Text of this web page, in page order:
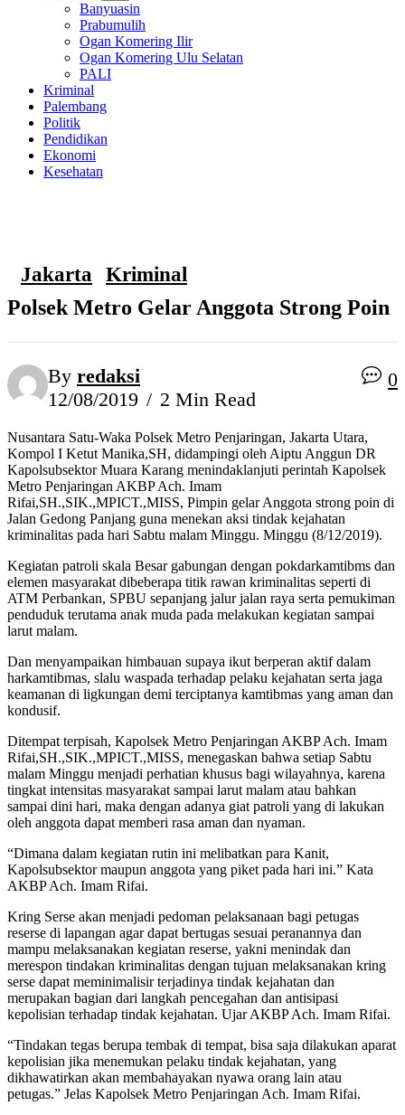
Banyuasin
Prabumulih
Ogan Komering Ilir
Ogan Komering Ulu Selatan
PALI
Kriminal
Palembang
Politik
Pendidikan
Ekonomi
Kesehatan
Jakarta Kriminal
Polsek Metro Gelar Anggota Strong Poin
By redaksi
12/08/2019
2 Min Read
0
Nusantara Satu-Waka Polsek Metro Penjaringan, Jakarta Utara,
Kompol I Ketut Manika,SH, didampingi oleh Aiptu Anggun DR
Kapolsubsektor Muara Karang menindaklanjuti perintah Kapolsek
Metro Penjaringan AKBP Ach. Imam
Rifai,SH.,SIK.,MPICT.,MISS, Pimpin gelar Anggota strong poin di
Jalan Gedong Panjang guna menekan aksi tindak kejahatan
kriminalitas pada hari Sabtu malam Minggu. Minggu (8/12/2019).
Kegiatan patroli skala Besar gabungan dengan pokdarkamtibms dan
elemen masyarakat dibeberapa titik rawan kriminalitas seperti di
ATM Perbankan, SPBU sepanjang jalur jalan raya serta pemukiman
penduduk terutama anak muda pada melakukan kegiatan sampai
larut malam.
Dan menyampaikan himbauan supaya ikut berperan aktif dalam
harkamtibmas, slalu waspada terhadap pelaku kejahatan serta jaga
keamanan di ligkungan demi terciptanya kamtibmas yang aman dan
kondusif.
Ditempat terpisah, Kapolsek Metro Penjaringan AKBP Ach. Imam
Rifai,SH.,SIK.,MPICT.,MISS, menegaskan bahwa setiap Sabtu
malam Minggu menjadi perhatian khusus bagi wilayahnya, karena
tingkat intensitas masyarakat sampai larut malam atau bahkan
sampai dini hari, maka dengan adanya giat patroli yang di lakukan
oleh anggota dapat memberi rasa aman dan nyaman.
“Dimana dalam kegiatan rutin ini melibatkan para Kanit,
Kapolsubsektor maupun anggota yang piket pada hari ini.” Kata
AKBP Ach. Imam Rifai.
Kring Serse akan menjadi pedoman pelaksanaan bagi petugas
reserse di lapangan agar dapat bertugas sesuai peranannya dan
mampu melaksanakan kegiatan reserse, yakni menindak dan
merespon tindakan kriminalitas dengan tujuan melaksanakan kring
serse dapat meminimalisir terjadinya tindak kejahatan dan
merupakan bagian dari langkah pencegahan dan antisipasi
kepolisian terhadap tindak kejahatan. Ujar AKBP Ach. Imam Rifai.
“Tindakan tegas berupa tembak di tempat, bisa saja dilakukan aparat
kepolisian jika menemukan pelaku tindak kejahatan, yang
dikhawatirkan akan membahayakan nyawa orang lain atau
petugas.” Jelas Kapolsek Metro Penjaringan Ach. Imam Rifai.